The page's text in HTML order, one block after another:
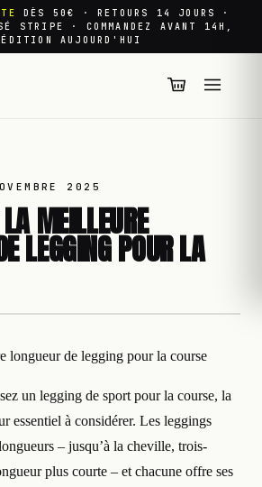
DÈS 50€ · RETOURS 14 JOURS ·
STRIPE · COMMANDEZ AVANT 14H,
AUJOURD'HUI
2025
MEILLEURE
LEGGING POUR LA
longueur de legging pour la course
un legging de sport pour la course, la
essentiel à considérer. Les leggings
– jusqu’à la cheville, trois-
plus courte – et chacune offre ses